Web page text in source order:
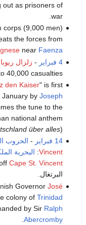
out as prisoners of
war.
corps (9,000 men)
the forces from
near Faenza
4 فبراير
- زلزال
40,000 casualties.
den Kaiser" is first
January by Joseph
the tune to the
national anthem
über alles).
14 فبراير
- الحروب
Vincent
: البحرية
Cape St. Vincent
البرتغال.
Governor José
colony of Trinidad
by Sir Ralph
Abercromby